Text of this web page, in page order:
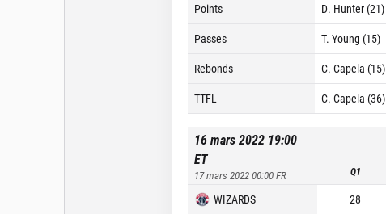
Points D. Hunter (21)
Passes
T. Young (15)
Rebonds
C. Capela (15)
TTFL
C. Capela (36)
16 mars 2022 19:00
ET
17 mars 2022 00:00FR Q1
WIZARDS 28